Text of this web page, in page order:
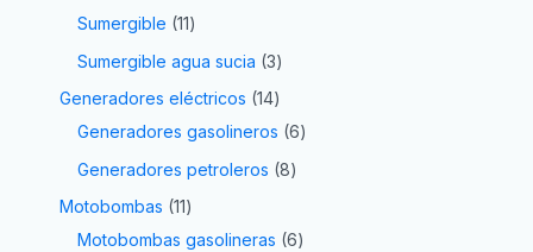
Sumergible 11
Sumergible agua sucia 3
Generadores eléctricos 14
Generadores gasolineros 6
Generadores petroleros 8
Motobombas 11
Motobombas gasolineras 6